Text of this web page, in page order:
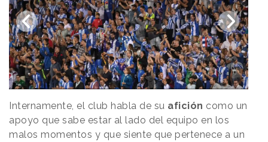
Internamente, el club habla de su afición como un
apoyo que sabe estar al lado del equipo en los
malos momentos y que siente que pertenece a un